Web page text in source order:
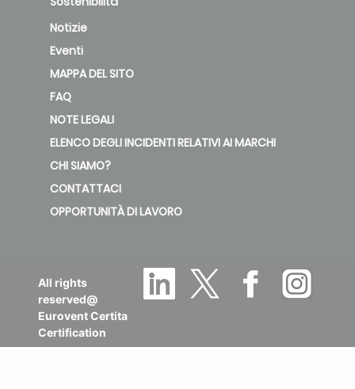
Notizie
Eventi
MAPPA DEL SITO
FAQ
NOTE LEGALI
ELENCO DEGLI INCIDENTI RELATIVI AI MARCHI
CHI SIAMO?
CONTATTACI
OPPORTUNITÀ DI LAVORO
All rights
reserved@
Eurovent Certita
Certification